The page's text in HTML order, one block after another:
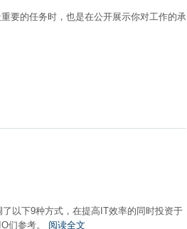
要的任务时，也是在公开展示你对工作的承
以下9种方式，在提高IT效率的同时投资于
们参考。 阅读全文